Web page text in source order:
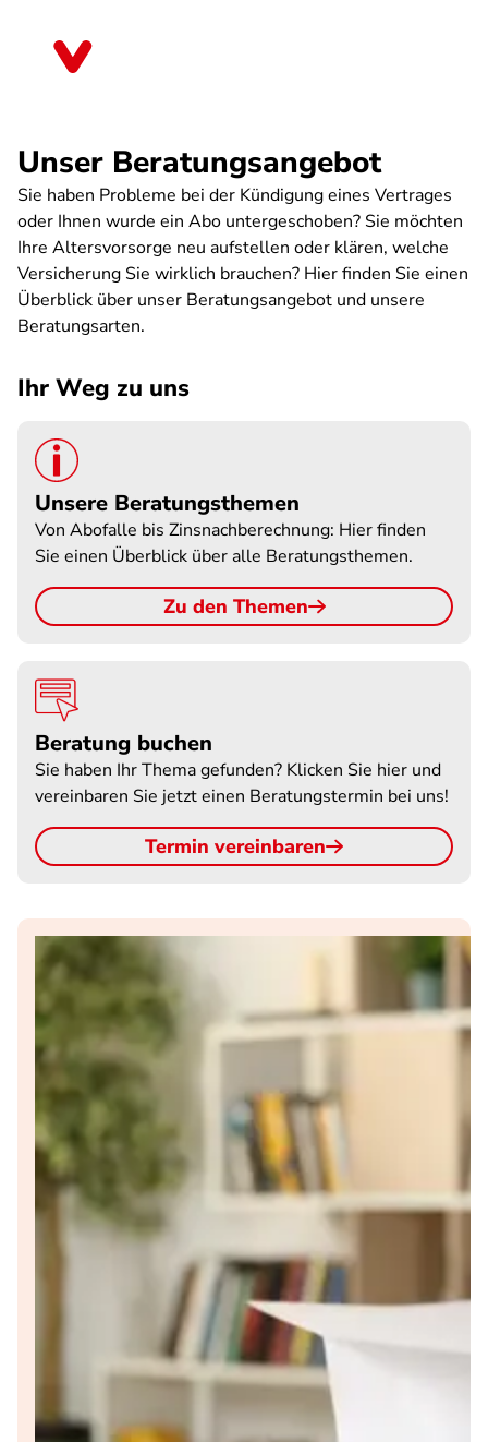
Unser Beratungsangebot
Sie haben Probleme bei der Kündigung eines Vertrages
oder Ihnen wurde ein Abo untergeschoben? Sie möchten
Ihre Altersvorsorge neu aufstellen oder klären, welche
Versicherung Sie wirklich brauchen? Hier finden Sie einen
Überblick über unser Beratungsangebot und unsere
Beratungsarten.
Ihr Weg zu uns
Unsere Beratungsthemen
Von Abofalle bis Zinsnachberechnung: Hier finden
Sie einen Überblick über alle Beratungsthemen.
Zu den Themen
Beratung buchen
Sie haben Ihr Thema gefunden? Klicken Sie hier und
vereinbaren Sie jetzt einen Beratungstermin bei uns!
Termin vereinbaren